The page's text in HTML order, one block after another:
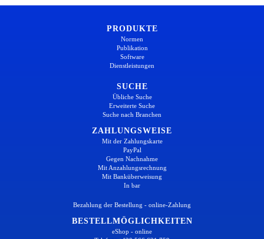
PRODUKTE
Normen
Publikation
Software
Dienstleistungen
SUCHE
Übliche Suche
Erweiterte Suche
Suche nach Branchen
ZAHLUNGSWEISE
Mit der Zahlungskarte
PayPal
Gegen Nachnahme
Mit Anzahlungsrechnung
Mit Banküberweisung
In bar
Bezahlung der Bestellung - online-Zahlung
BESTELLMÖGLICHKEITEN
eShop - online